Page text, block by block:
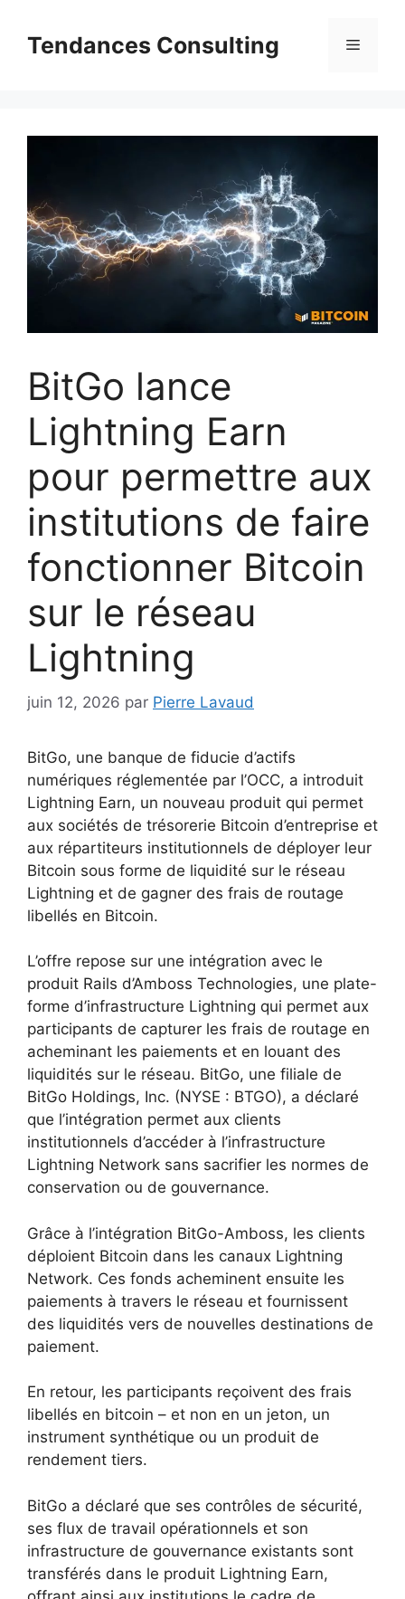
contenuTendances Consulting Menu
BitGo lance
Lightning Earn
pour permettre aux
institutions de faire
fonctionner Bitcoin
sur le réseau
Lightning
juin 12, 2026 par Pierre Lavaud
BitGo, une banque de fiducie d’actifs
numériques réglementée par l’OCC, a introduit
Lightning Earn, un nouveau produit qui permet
aux sociétés de trésorerie Bitcoin d’entreprise et
aux répartiteurs institutionnels de déployer leur
Bitcoin sous forme de liquidité sur le réseau
Lightning et de gagner des frais de routage
libellés en Bitcoin.
L’offre repose sur une intégration avec le
produit Rails d’Amboss Technologies, une plate-
forme d’infrastructure Lightning qui permet aux
participants de capturer les frais de routage en
acheminant les paiements et en louant des
liquidités sur le réseau. BitGo, une filiale de
BitGo Holdings, Inc. (NYSE : BTGO), a déclaré
que l’intégration permet aux clients
institutionnels d’accéder à l’infrastructure
Lightning Network sans sacrifier les normes de
conservation ou de gouvernance.
Grâce à l’intégration BitGo-Amboss, les clients
déploient Bitcoin dans les canaux Lightning
Network. Ces fonds acheminent ensuite les
paiements à travers le réseau et fournissent
des liquidités vers de nouvelles destinations de
paiement.
En retour, les participants reçoivent des frais
libellés en bitcoin – et non en un jeton, un
instrument synthétique ou un produit de
rendement tiers.
BitGo a déclaré que ses contrôles de sécurité,
ses flux de travail opérationnels et son
infrastructure de gouvernance existants sont
transférés dans le produit Lightning Earn,